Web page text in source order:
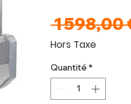
1 598,00
Hors Taxe
Quantité *